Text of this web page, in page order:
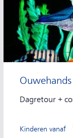
Dagretour +
Kinderen vanaf